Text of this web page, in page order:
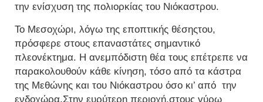
την ενίσχυση της πολιορκίας του Νιόκαστρου.
Το Μεσοχώρι, λόγω της εποπτικής θέσηςτου,
πρόσφερε στους επαναστάτες σημαντικό
πλεονέκτημα. Η ανεμπόδιστη θέα τους επέτρεπε να
παρακολουθούν κάθε κίνηση, τόσο από τα κάστρα
της Μεθώνης και του Νιόκαστρου όσο κι’ από την
ενδοχώρα.Στην ευρύτερη περιοχή,στους γύρω